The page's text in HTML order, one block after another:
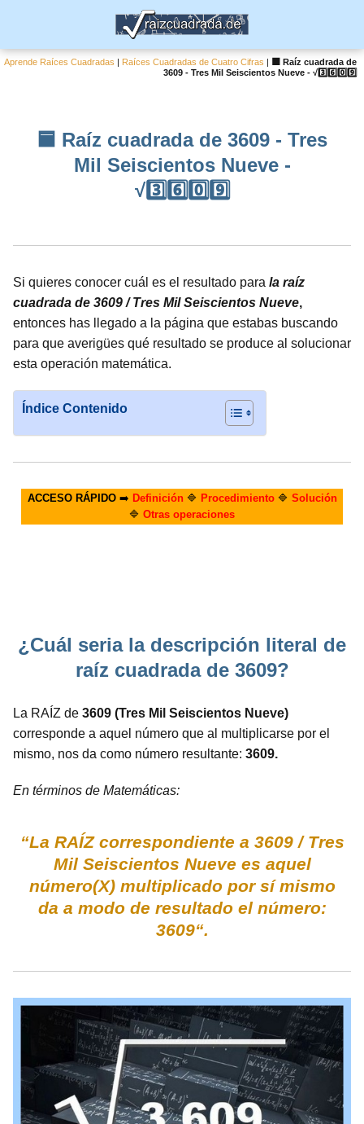
Aprende Raíces Cuadradas | Raíces Cuadradas de Cuatro Cifras |
🟦 Raíz cuadrada de
3609 - Tres Mil Seiscientos Nueve - √3️⃣6️⃣0️⃣9️⃣
🟦 Raíz cuadrada de 3609 - Tres
Mil Seiscientos Nueve -
√3️⃣6️⃣0️⃣9️⃣
Si quieres conocer cuál es el resultado para la raíz
cuadrada de 3609 / Tres Mil Seiscientos Nueve,
entonces has llegado a la página que estabas buscando
para que averigües qué resultado se produce al solucionar
esta operación matemática.
Índice Contenido
ACCESO RÁPIDO➡️ Definición🔷 Procedimiento🔷 Solución
🔷 Otras operaciones
¿Cuál seria la descripción literal de
raíz cuadrada de 3609?
La RAÍZ de 3609 (Tres Mil Seiscientos Nueve)
corresponde a aquel número que al multiplicarse por el
mismo, nos da como número resultante: 3609.
En términos de Matemáticas:
“La RAÍZ correspondiente a 3609 / Tres
Mil Seiscientos Nueve es aquel
número(X) multiplicado por sí mismo
da a modo de resultado el número:
3609“.